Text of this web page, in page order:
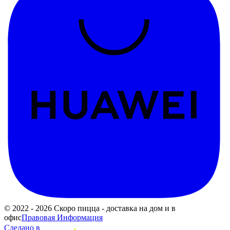
© 2022 - 2026 Скоро пицца - доставка на дом и в
офисПравовая Информация
Сделано в